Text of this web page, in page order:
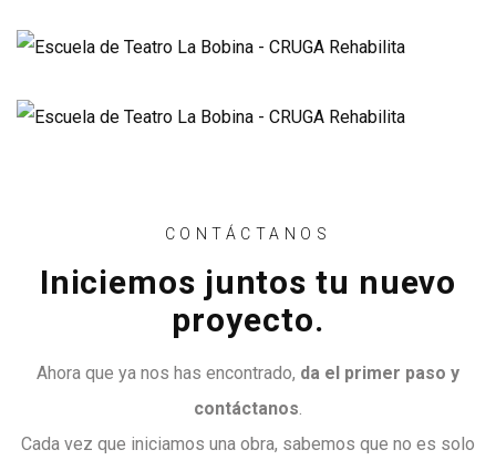
CONTÁCTANOS
Iniciemos juntos tu nuevo
proyecto.
Ahora que ya nos has encontrado, da el primer paso y
contáctanos
Cada vez que iniciamos una obra, sabemos que no es solo